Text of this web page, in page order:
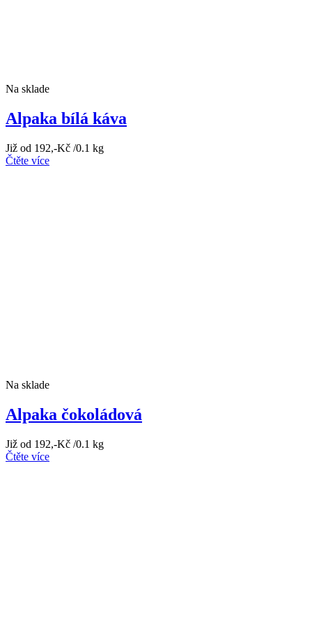
Na sklade
Alpaka bílá káva
Již od 192,-Kč /0.1 kg
Čtěte více
Na sklade
Alpaka čokoládová
Již od 192,-Kč /0.1 kg
Čtěte více